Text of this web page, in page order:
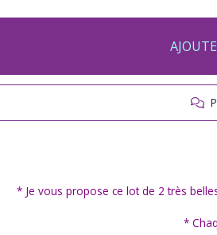
* Je vous propose ce lot de 2 très
*